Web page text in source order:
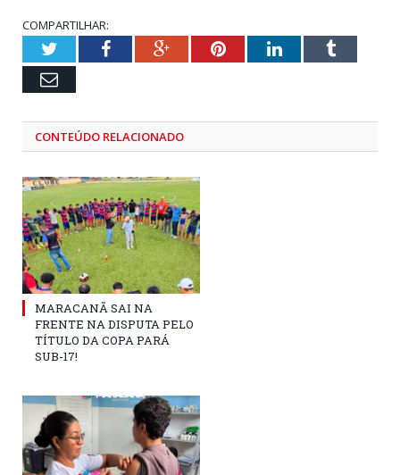
COMPARTILHAR:
TwitterFacebookGoogle+PinterestLinkedInTumblr
Email
CONTEÚDO RELACIONADO
MARACANÃ SAI NA
FRENTE NA DISPUTA PELO
TÍTULO DA COPA PARÁ
SUB-17!